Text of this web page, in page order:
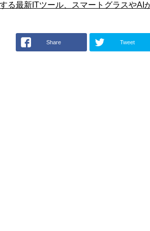
る最新ITツール、スマートグラスやAI
Share Tweet